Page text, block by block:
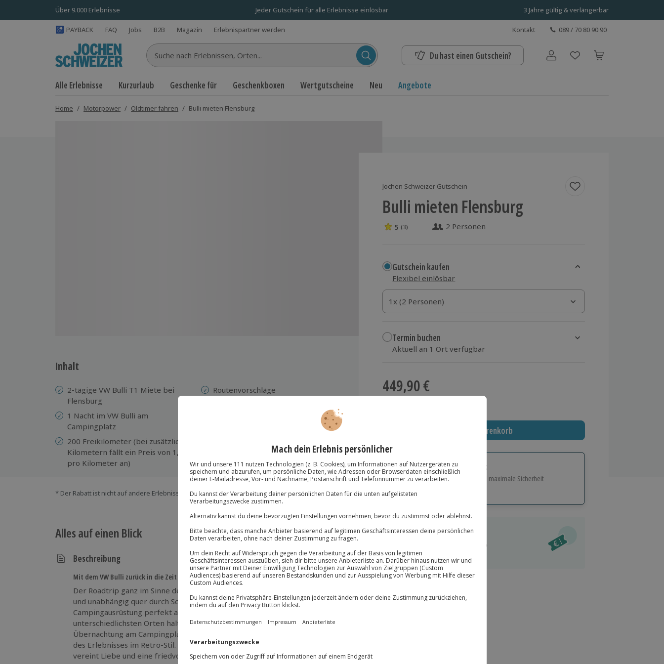
Über 9.000 Erlebnisse Jeder Gutschein für alle Erlebnisse einlösbar 3 Jahre gültig & verlängerbar
PAYBACK FAQ Jobs B2B Magazin Erlebnispartner werden Kontakt 089 / 70 80 90 90
Suche nach Erlebnissen... Du hast einen Gutschein? Benutzerkonto
Alle Erlebnisse Kurzurlaub Geschenke für Geschenkboxen Wertgutscheine Neu Angebote
Home / Motorpower / Oldtimer fahren / Bulli mieten Flensburg
Jochen Schweizer Gutschein
Bulli mieten Flensburg
5 Sterne von 5 aus 3 Bewertungen
5 (3) 2 Personen
Gutschein kaufen
Flexibel einlösbar
1x (2 Personen)
1x (2 Personen)
1x (2 Personen)
Termin buchen
Aktuell an 1 Ort verfügbar
449,90 €
In den Warenkorb
Immer das richtige Geschenk:
Große Auswahl, volle Flexibilität und maximale Sicherheit
Über 9.000 Erlebnisse.
Jeder Gutschein für alle Erlebnisse einlösbar.
3 Jahre gültig & verlängerbar.
-15%* Club Deal verfügbar
Direktabzug im Warenkorb
Melde dich hier an
Inhalt
2-tägige VW Bulli T1 Miete bei
Flensburg
1 Nacht im VW Bulli am
Campingplatz
200 Freikilometer (bei zusätzlichen
Kilometern fällt ein Preis von 1,00 €
pro Kilometer an)
Routenvorschläge
Versicherung (Vollkasko mit 2.500 €
* Der Rabatt ist nicht auf andere Erlebnisse bei der Einlösung übertragbar. Details
Alles auf einen Blick
Beschreibung
Mit dem VW Bulli zurück in die Zeit der Flower Power!
Der Roadtrip ganz im Sinne der 70er Jahre bietet euch die Möglichkeit frei
und unabhängig quer durch Schleswig-Holstein zu reisen. Mit einer
Campingausrüstung perfekt ausgestattet, könnt ihr nach Lust und Laune an
unterschiedlichsten Orten halt machen und die Umgebung genießen. Eine
Übernachtung am Campingplatz direkt an der Ostsee ist der Höhepunkt
des Erlebnisses im Retro-Stil. Das Campingabenteuer im Vater aller Bullis
vereint Liebe und eine friedvolle Umgebung und garantiert somit ein